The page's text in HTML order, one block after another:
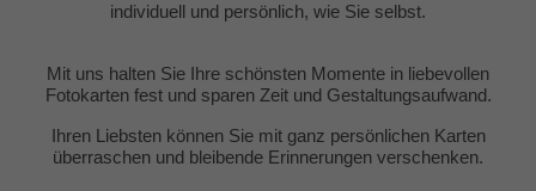
individuell und persönlich, wie Sie selbst.
Mit uns halten Sie Ihre schönsten Momente in liebevollen
Fotokarten fest und sparen Zeit und Gestaltungsaufwand.
Ihren Liebsten können Sie mit ganz persönlichen Karten
überraschen und bleibende Erinnerungen verschenken.